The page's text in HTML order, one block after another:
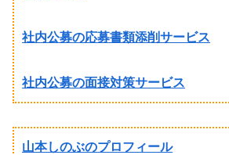
社内公募の応募書類添削サービス
社内公募の面接対策サービス
山本しのぶのプロフィール